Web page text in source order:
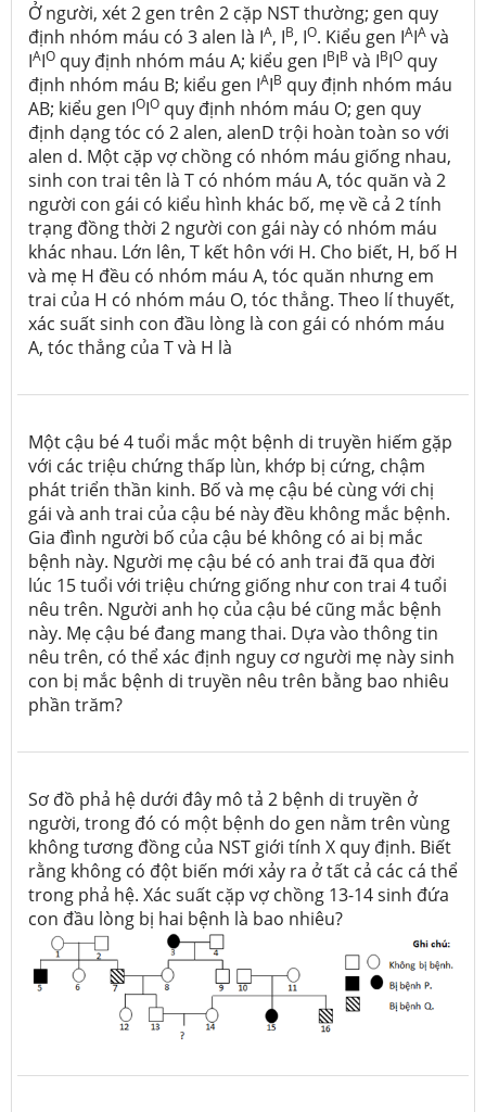
Ở người, xét 2 gen trên 2 cặp NST thường; gen quy
định nhóm máu có 3 alen là IA, IB, IO. Kiểu gen IAIA và
IAIO quy định nhóm máu A; kiểu gen IBIB và IBIO quy
định nhóm máu B; kiểu gen IAIB quy định nhóm máu
AB; kiểu gen IOIO quy định nhóm máu O; gen quy
định dạng tóc có 2 alen, alenD trội hoàn toàn so với
alen d. Một cặp vợ chồng có nhóm máu giống nhau,
sinh con trai tên là T có nhóm máu A, tóc quăn và 2
người con gái có kiểu hình khác bố, mẹ về cả 2 tính
trạng đồng thời 2 người con gái này có nhóm máu
khác nhau. Lớn lên, T kết hôn với H. Cho biết, H, bố H
và mẹ H đều có nhóm máu A, tóc quăn nhưng em
trai của H có nhóm máu O, tóc thẳng. Theo lí thuyết,
xác suất sinh con đầu lòng là con gái có nhóm máu
A, tóc thẳng của T và H là
Một cậu bé 4 tuổi mắc một bệnh di truyền hiếm gặp
với các triệu chứng thấp lùn, khớp bị cứng, chậm
phát triển thần kinh. Bố và mẹ cậu bé cùng với chị
gái và anh trai của cậu bé này đều không mắc bệnh.
Gia đình người bố của cậu bé không có ai bị mắc
bệnh này. Người mẹ cậu bé có anh trai đã qua đời
lúc 15 tuổi với triệu chứng giống như con trai 4 tuổi
nêu trên. Người anh họ của cậu bé cũng mắc bệnh
này. Mẹ cậu bé đang mang thai. Dựa vào thông tin
nêu trên, có thể xác định nguy cơ người mẹ này sinh
con bị mắc bệnh di truyền nêu trên bằng bao nhiêu
phần trăm?
Sơ đồ phả hệ dưới đây mô tả 2 bệnh di truyền ở
người, trong đó có một bệnh do gen nằm trên vùng
không tương đồng của NST giới tính X quy định. Biết
rằng không có đột biến mới xảy ra ở tất cả các cá thể
trong phả hệ. Xác suất cặp vợ chồng 13-14 sinh đứa
con đầu lòng bị hai bệnh là bao nhiêu?